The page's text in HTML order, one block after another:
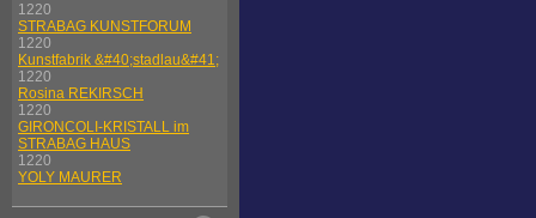
1220
STRABAG KUNSTFORUM
1220
Kunstfabrik &#40;stadlau&#41;
1220
Rosina REKIRSCH
1220
GIRONCOLI-KRISTALL im
STRABAG HAUS
1220
YOLY MAURER